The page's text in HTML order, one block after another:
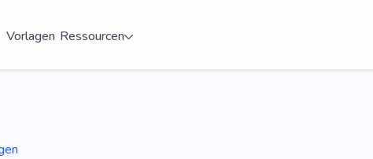
Vorlagen Ressourcen